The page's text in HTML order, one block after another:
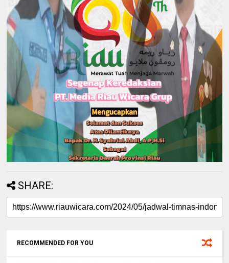
SHARE:
RECOMMENDED FOR YOU